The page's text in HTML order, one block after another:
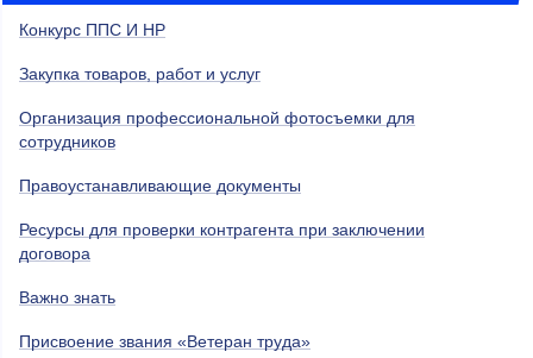
Конкурс ППС И НР
Закупка товаров, работ и услуг
Организация профессиональной фотосъемки для
сотрудников
Правоустанавливающие документы
Ресурсы для проверки контрагента при заключении
договора
Важно знать
Присвоение звания «Ветеран труда»